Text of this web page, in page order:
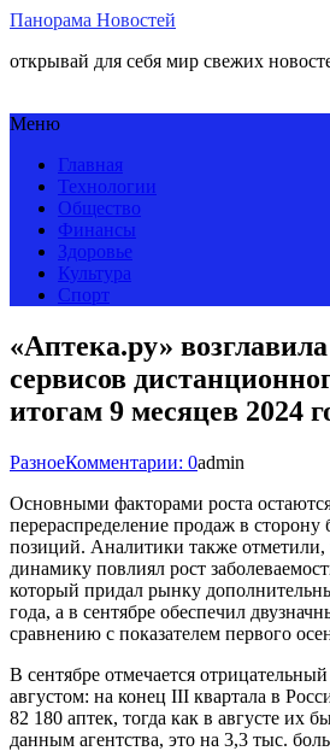
Панорама Новостей
открывай для себя мир свежих
Меню
Главная
Технологии
Общество
Финансы
Здоровье
Культура
Спорт
«Аптека.ру»
сервисов
итогам 9 месяцев 2024
РазноеКомментарии: 0admin
Основными факторами роста
перераспределение продаж в сторону
позиций. Аналитики также
динамику повлиял рост
который придал рынку
года, а в сентябре обеспечил
сравнению с показателем первого
В сентябре отмечается
августом: на конец III квартала в
82 180 аптек, тогда как в августе их
данным агентства, это на 3,3 тыс.